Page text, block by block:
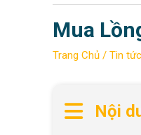
Mua
Trang Chủ / Tin tức
Nội